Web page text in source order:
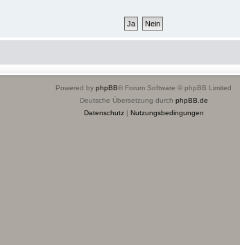
Powered by phpBB® Forum Software © phpBB Limited
Deutsche Übersetzung durch phpBB.de
Datenschutz| Nutzungsbedingungen